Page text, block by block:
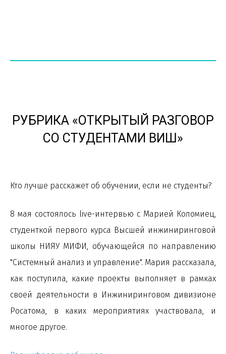
РУБРИКА «ОТКРЫТЫЙ РАЗГОВОР
СО СТУДЕНТАМИ ВИШ»
Кто лучше расскажет об обучении, если не студенты?
8 мая состоялось live-интервью с Марией Коломиец,
студенткой первого курса Высшей инжиниринговой
школы НИЯУ МИФИ, обучающейся по направлению
"Системный анализ и управление". Мария рассказала,
как поступила, какие проекты выполняет в рамках
своей деятельности в Инжиниринговом дивизионе
Росатома, в каких мероприятиях участвовала, и
многое другое.